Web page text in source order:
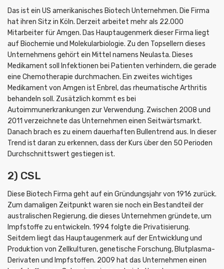
Das ist ein US amerikanisches Biotech Unternehmen. Die Firma
hat ihren Sitz in Köln. Derzeit arbeitet mehr als 22.000
Mitarbeiter für Amgen. Das Hauptaugenmerk dieser Firma liegt
auf Biochemie und Molekularbiologie. Zu den Topsellern dieses
Unternehmens gehört ein Mittel namens Neulasta. Dieses
Medikament soll Infektionen bei Patienten verhindern, die gerade
eine Chemotherapie durchmachen. Ein zweites wichtiges
Medikament von Amgen ist Enbrel, das rheumatische Arthritis
behandeln soll. Zusätzlich kommt es bei
Autoimmunerkrankungen zur Verwendung. Zwischen 2008 und
2011 verzeichnete das Unternehmen einen Seitwärtsmarkt.
Danach brach es zu einem dauerhaften Bullentrend aus. In dieser
Trend ist daran zu erkennen, dass der Kurs über den 50 Perioden
Durchschnittswert gestiegen ist.
2) CSL
Diese Biotech Firma geht auf ein Gründungsjahr von 1916 zurück.
Zum damaligen Zeitpunkt waren sie noch ein Bestandteil der
australischen Regierung, die dieses Unternehmen gründete, um
Impfstoffe zu entwickeln. 1994 folgte die Privatisierung.
Seitdem liegt das Hauptaugenmerk auf der Entwicklung und
Produktion von Zellkulturen, genetische Forschung, Blutplasma-
Derivaten und Impfstoffen. 2009 hat das Unternehmen einen